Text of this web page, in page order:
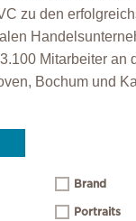
zu den
Mitarbeiter an
Bochum und
Brand
Portraits